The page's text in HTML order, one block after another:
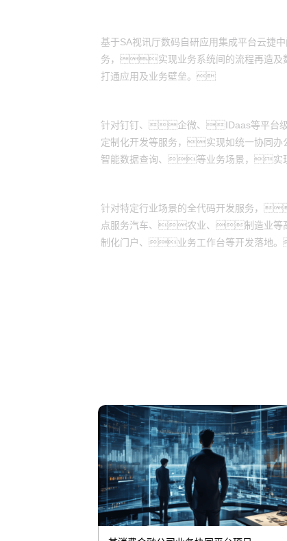
基于SA视讯厅数码自研应用集成平台云
务，实现业务系统间的流程再造
打通应用及业务壁垒。
针对钉钉、企微、IDaas等平
定制化开发等服务，实现如统一协
智能数据查询、等业务场景，实
针对特定行业场景的全代码开发服务，
点服务汽车、农业、制造业等
制化门户、业务工作台等开发落地